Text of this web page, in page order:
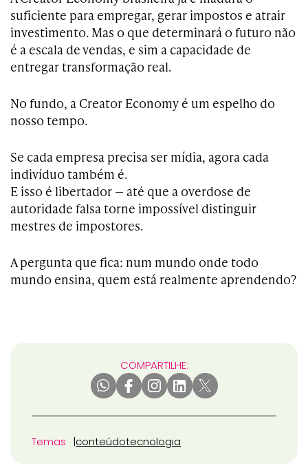
suficiente para empregar, gerar impostos e atrair
investimento. Mas o que determinará o futuro não
é a escala de vendas, e sim a capacidade de
entregar transformação real.
No fundo, a Creator Economy é um espelho do
nosso tempo.
Se cada empresa precisa ser mídia, agora cada
indivíduo também é.
E isso é libertador — até que a overdose de
autoridade falsa torne impossível distinguir
mestres de impostores.
A pergunta que fica: num mundo onde todo
mundo ensina, quem está realmente aprendendo?
COMPARTILHE:
Temas conteúdotecnologia